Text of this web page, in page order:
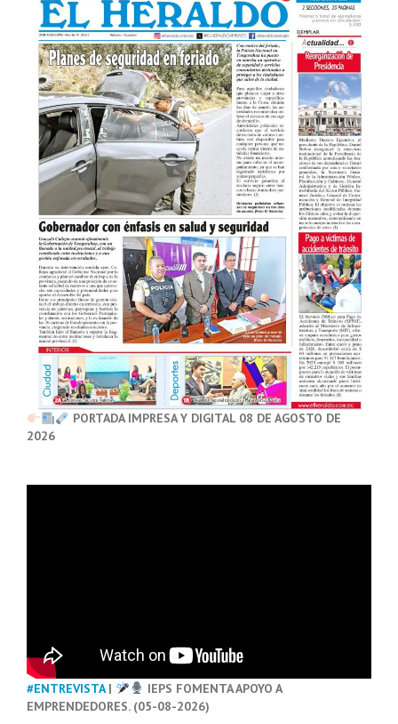
PORTADA IMPRESA Y DIGITAL 08 DE AGOSTO DE
2026
#ENTREVISTA|
IEPS FOMENTA APOYO A
EMPRENDEDORES. (05-08-2026)